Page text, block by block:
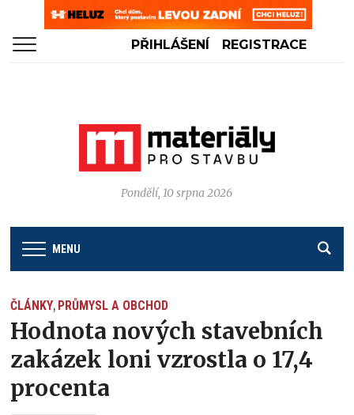
PŘIHLÁŠENÍ REGISTRACE
Pondělí, 10 srpna 2026
MENU
ČLÁNKY, PRŮMYSL A OBCHOD
Hodnota nových stavebních
zakázek loni vzrostla o 17,4
procenta